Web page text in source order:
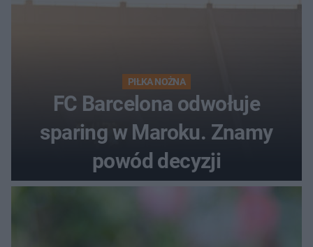
PIŁKA NOŻNA
FC Barcelona odwołuje
sparing w Maroku. Znamy
powód decyzji